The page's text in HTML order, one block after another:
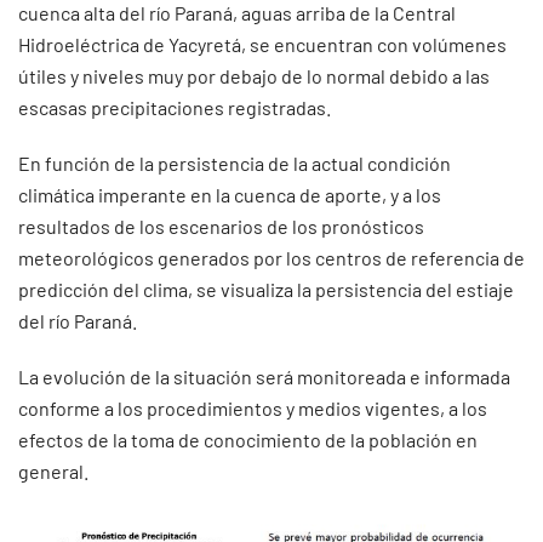
cuenca alta del río Paraná, aguas arriba de la Central
Hidroeléctrica de Yacyretá, se encuentran con volúmenes
útiles y niveles muy por debajo de lo normal debido a las
escasas precipitaciones registradas.
En función de la persistencia de la actual condición
climática imperante en la cuenca de aporte, y a los
resultados de los escenarios de los pronósticos
meteorológicos generados por los centros de referencia de
predicción del clima, se visualiza la persistencia del estiaje
del río Paraná.
La evolución de la situación será monitoreada e informada
conforme a los procedimientos y medios vigentes, a los
efectos de la toma de conocimiento de la población en
general.